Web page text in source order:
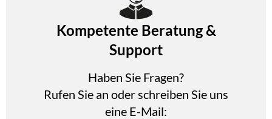
Kompetente Beratung &
Support
Haben Sie Fragen?
Rufen Sie an oder schreiben Sie uns
eine E-Mail: